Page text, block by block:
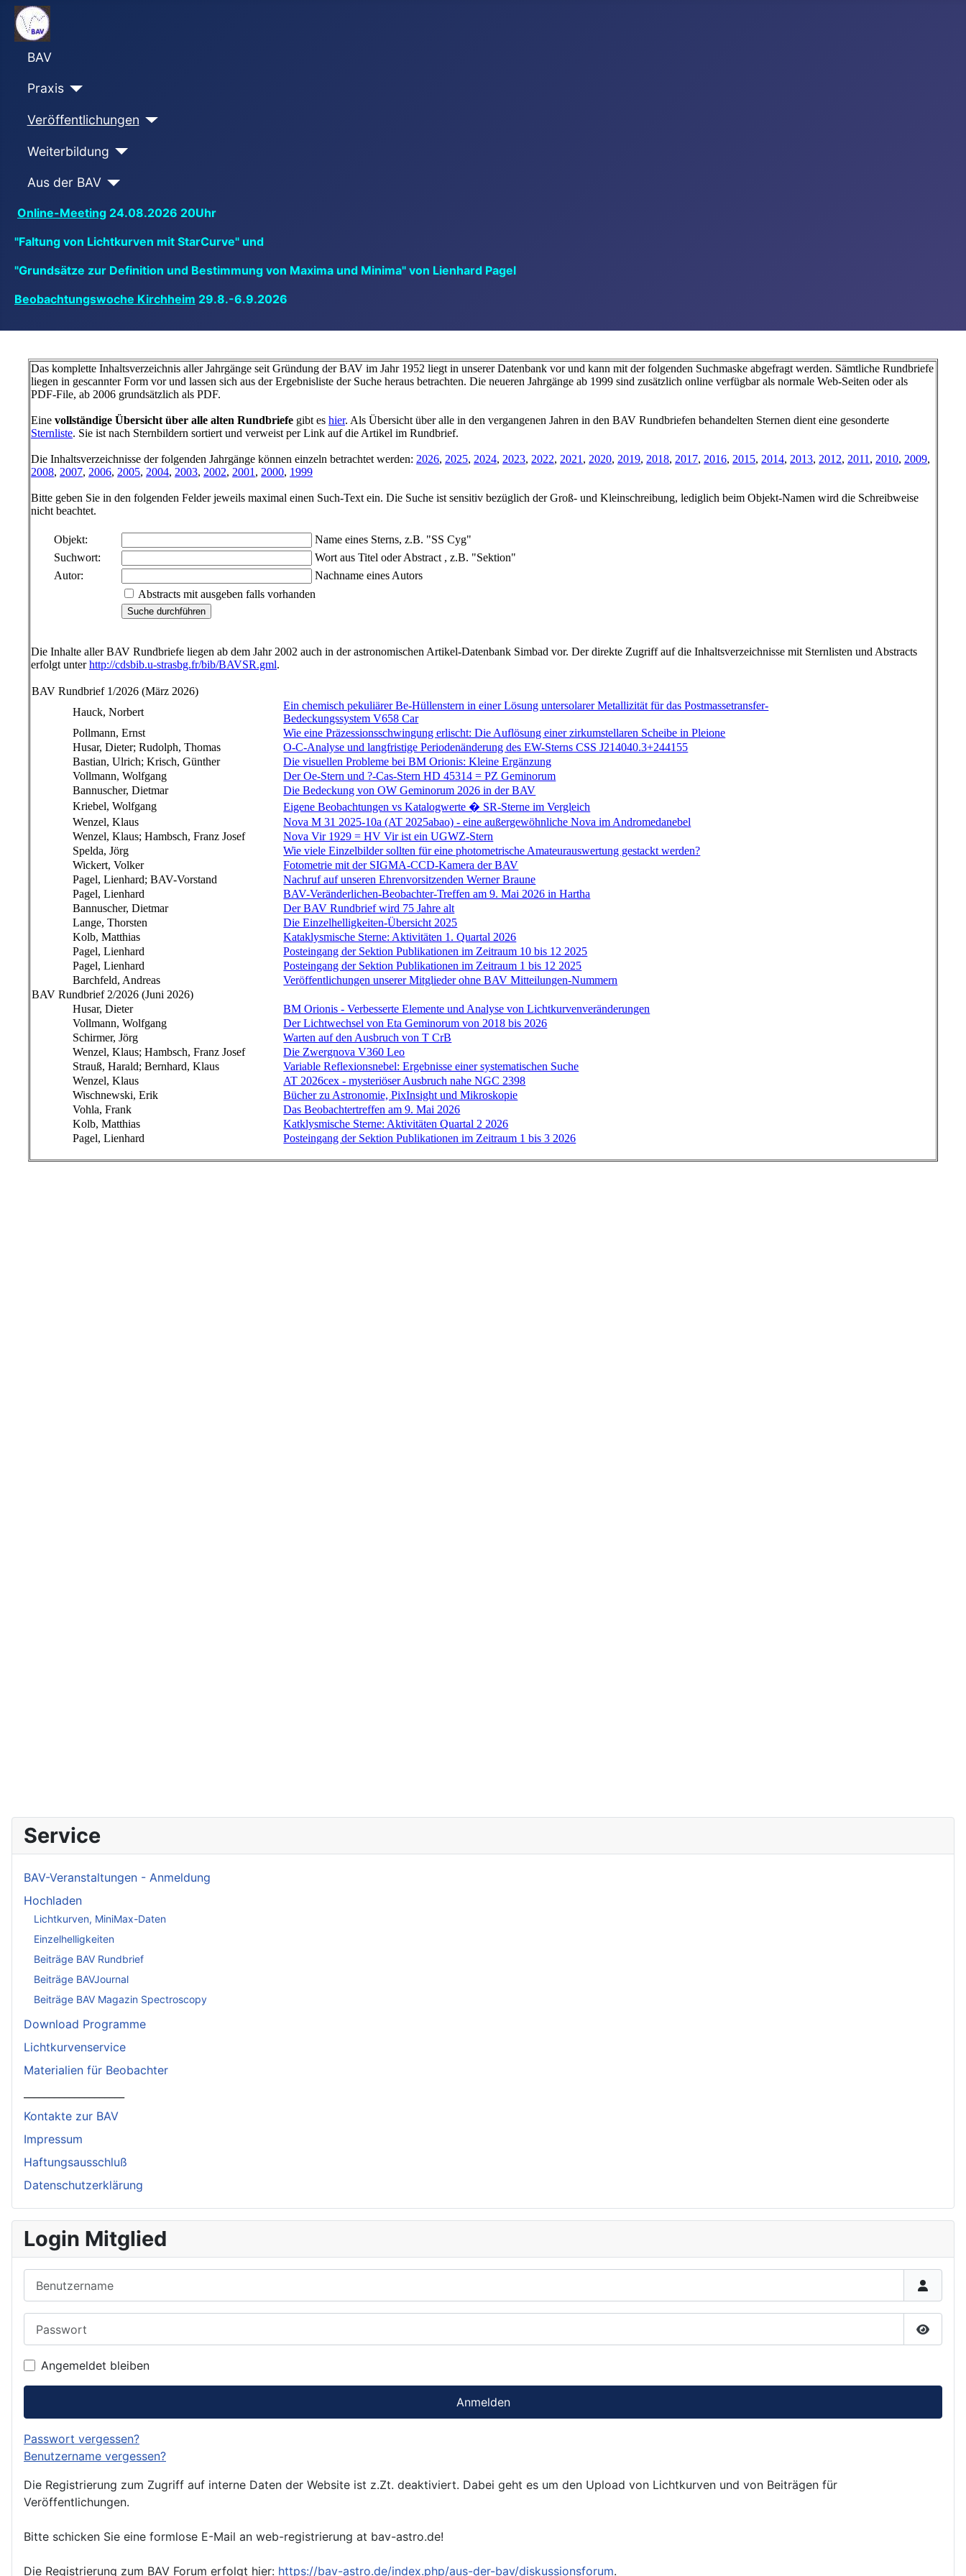
BAV
Praxis
Veröffentlichungen
Weiterbildung
Aus der BAV
Online-Meeting 24.08.2026 20Uhr
"Faltung von Lichtkurven mit StarCurve" und
"Grundsätze zur Definition und Bestimmung von Maxima und Minima" von Lienhard Pagel
Beobachtungswoche Kirchheim 29.8.-6.9.2026
Service
BAV-Veranstaltungen - Anmeldung
Hochladen
Lichtkurven, MiniMax-Daten
Einzelhelligkeiten
Beiträge BAV Rundbrief
Beiträge BAVJournal
Beiträge BAV Magazin Spectroscopy
Download Programme
Lichtkurvenservice
Materialien für Beobachter
Kontakte zur BAV
Impressum
Haftungsausschluß
Datenschutzerklärung
Login Mitglied
Angemeldet bleiben
Anmelden
Passwort vergessen?
Benutzername vergessen?
Die Registrierung zum Zugriff auf interne Daten der Website ist z.Zt. deaktiviert. Dabei geht es um den Upload von Lichtkurven und von Beiträgen für
Veröffentlichungen.
Bitte schicken Sie eine formlose E-Mail an web-registrierung at bav-astro.de!
Die Registrierung zum BAV Forum erfolgt hier: https://bav-astro.de/index.php/aus-der-bav/diskussionsforum.